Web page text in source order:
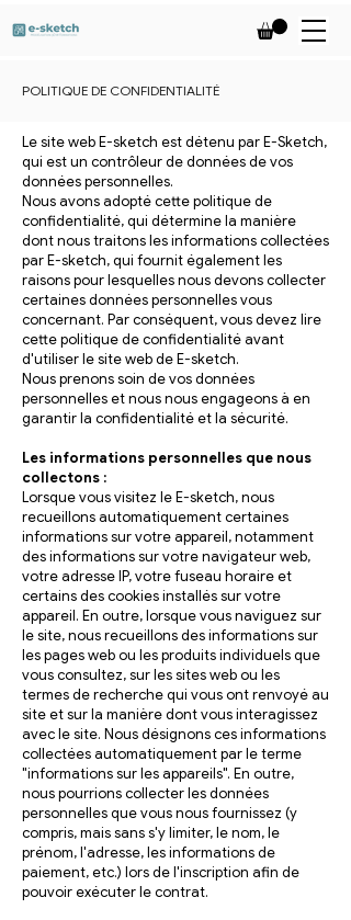
POLITIQUE DE CONFIDENTIALITÉ
Le site web E-sketch est détenu par E-Sketch,
qui est un contrôleur de données de vos
données personnelles.
Nous avons adopté cette politique de
confidentialité, qui détermine la manière
dont nous traitons les informations collectées
par E-sketch, qui fournit également les
raisons pour lesquelles nous devons collecter
certaines données personnelles vous
concernant. Par conséquent, vous devez lire
cette politique de confidentialité avant
d'utiliser le site web de E-sketch.
Nous prenons soin de vos données
personnelles et nous nous engageons à en
garantir la confidentialité et la sécurité.
Les informations personnelles que nous
collectons :
Lorsque vous visitez le E-sketch, nous
recueillons automatiquement certaines
informations sur votre appareil, notamment
des informations sur votre navigateur web,
votre adresse IP, votre fuseau horaire et
certains des cookies installés sur votre
appareil. En outre, lorsque vous naviguez sur
le site, nous recueillons des informations sur
les pages web ou les produits individuels que
vous consultez, sur les sites web ou les
termes de recherche qui vous ont renvoyé au
site et sur la manière dont vous interagissez
avec le site. Nous désignons ces informations
collectées automatiquement par le terme
"informations sur les appareils". En outre,
nous pourrions collecter les données
personnelles que vous nous fournissez (y
compris, mais sans s'y limiter, le nom, le
prénom, l'adresse, les informations de
paiement, etc.) lors de l'inscription afin de
pouvoir exécuter le contrat.